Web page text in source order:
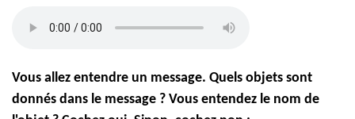
Vous allez entendre un message. Quels objets sont
donnés dans le message ? Vous entendez le nom de